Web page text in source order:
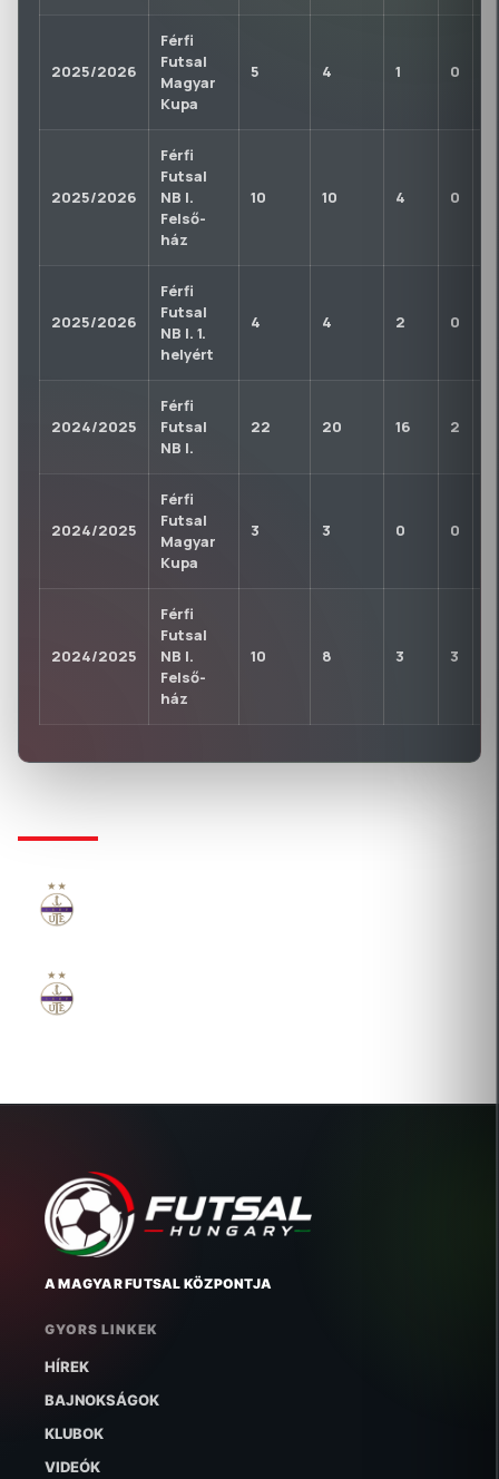
2025/2026
Férfi
Futsal
Magyar
Kupa
5 4 1 0
2025/2026
Férfi
Futsal
NB I.
Felső-
ház
10 10 4 0
2025/2026
Férfi
Futsal
NB I. 1.
helyért
4 4 2 0
2024/2025
Férfi
Futsal
NB I.
22 20 16 2
2024/2025
Férfi
Futsal
Magyar
Kupa
3 3 0 0
2024/2025
Férfi
Futsal
NB I.
Felső-
ház
10 8 3 3
A MAGYAR FUTSAL KÖZPONTJA
GYORS LINKEK
HÍREK
BAJNOKSÁGOK
KLUBOK
VIDEÓK